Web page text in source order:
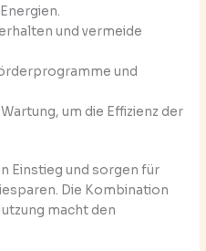
und vermeide
und
um die Effizienz der
Einstieg und sorgen für
Die Kombination
macht den